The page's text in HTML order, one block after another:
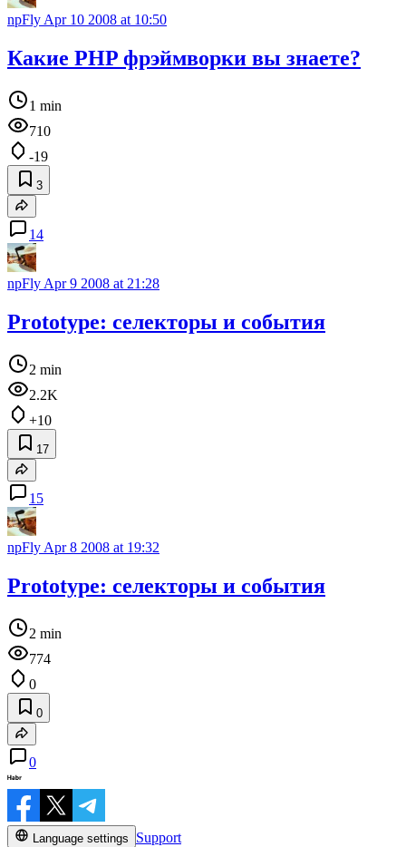
npFlyApr 10 2008 at 10:50
Какие PHP фрэймворки вы знаете?
1 min
710
-19
3
14
npFly Apr 9 2008 at 21:28
Prototype: селекторы и события
2 min
2.2K
+10
17
15
npFly Apr 8 2008 at 19:32
Prototype: селекторы и события
2 min
774
0
0
0
Language settings Support